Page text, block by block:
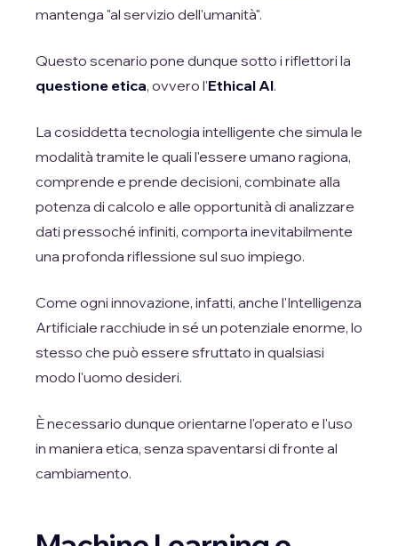
mantenga "al servizio dell'umanità".
Questo scenario pone dunque sotto i riflettori la
questione etica, ovvero l'Ethical AI.
La cosiddetta tecnologia intelligente che simula le
modalità tramite le quali l'essere umano ragiona,
comprende e prende decisioni, combinate alla
potenza di calcolo e alle opportunità di analizzare
dati pressoché infiniti, comporta inevitabilmente
una profonda riflessione sul suo impiego.
Come ogni innovazione, infatti, anche l'Intelligenza
Artificiale racchiude in sé un potenziale enorme, lo
stesso che può essere sfruttato in qualsiasi
modo l'uomo desideri.
È necessario dunque orientarne l'operato e l'uso
in maniera etica, senza spaventarsi di fronte al
cambiamento.